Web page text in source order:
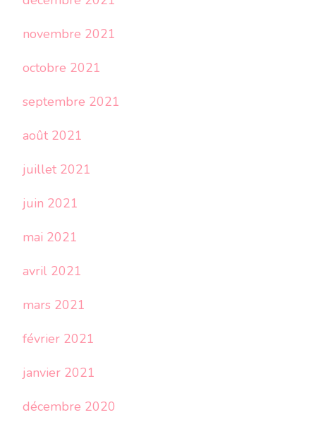
novembre 2021
octobre 2021
septembre 2021
août 2021
juillet 2021
juin 2021
mai 2021
avril 2021
mars 2021
février 2021
janvier 2021
décembre 2020